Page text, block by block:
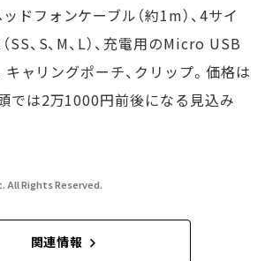
ドフォンケーブル（約1m）、4サイ
SS、S、M、L）、充電用のMicro USB
キャリングポーチ、クリップ。価格は
では2万1000円前後になる見込み
All Rights Reserved.
関連情報